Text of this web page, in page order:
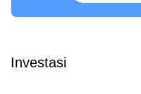
Investasi